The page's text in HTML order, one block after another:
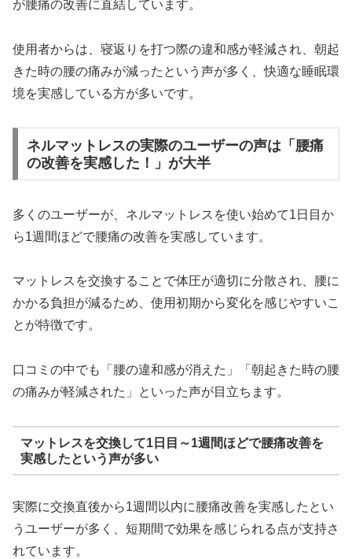
が腰痛の改善に直結しています。
使用者からは、寝返りを打つ際の違和感が軽減され、朝起
きた時の腰の痛みが減ったという声が多く、快適な睡眠環
境を実感している方が多いです。
ネルマットレスの実際のユーザーの声は「腰痛
の改善を実感した！」が大半
多くのユーザーが、ネルマットレスを使い始めて1日目か
ら1週間ほどで腰痛の改善を実感しています。
マットレスを交換することで体圧が適切に分散され、腰に
かかる負担が減るため、使用初期から変化を感じやすいこ
とが特徴です。
口コミの中でも「腰の違和感が消えた」「朝起きた時の腰
の痛みが軽減された」といった声が目立ちます。
マットレスを交換して1日目～1週間ほどで腰痛改善を
実感したという声が多い
実際に交換直後から1週間以内に腰痛改善を実感したとい
うユーザーが多く、短期間で効果を感じられる点が支持さ
れています。